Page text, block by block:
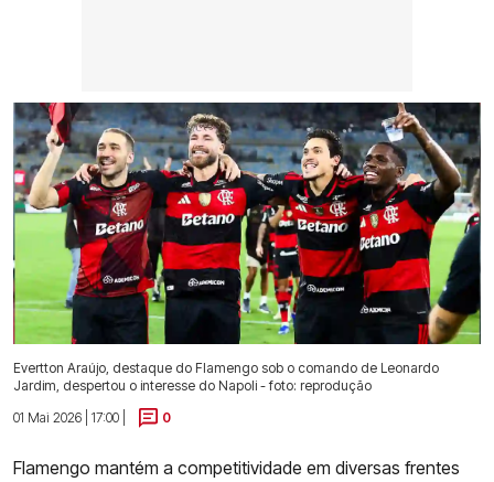
Evertton Araújo, destaque do Flamengo sob o comando de Leonardo
Jardim, despertou o interesse do Napoli - foto: reprodução
01 Mai 2026 | 17:00 |
0
Flamengo mantém a competitividade em diversas frentes